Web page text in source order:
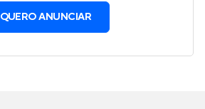
QUERO ANUNCIAR